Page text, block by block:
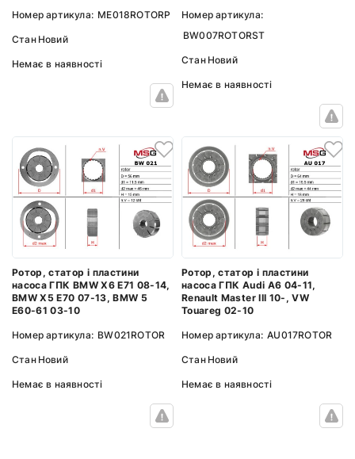
Номер артикула: ME018ROTORP
Стан Новий
Немає в наявності
Номер артикула:
BW007ROTORST
Стан Новий
Немає в наявності
Ротор, статор і пластини
насоса ГПК BMW X6 E71 08-14,
BMW X5 E70 07-13, BMW 5
E60-61 03-10
Номер артикула: BW021ROTOR
Стан Новий
Немає в наявності
Ротор, статор і пластини
насоса ГПК Audi A6 04-11,
Renault Master III 10-, VW
Touareg 02-10
Номер артикула: AU017ROTOR
Стан Новий
Немає в наявності